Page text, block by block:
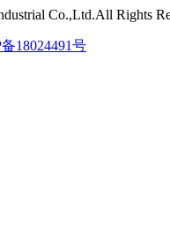
Co.,Ltd.All Rights
18024491号